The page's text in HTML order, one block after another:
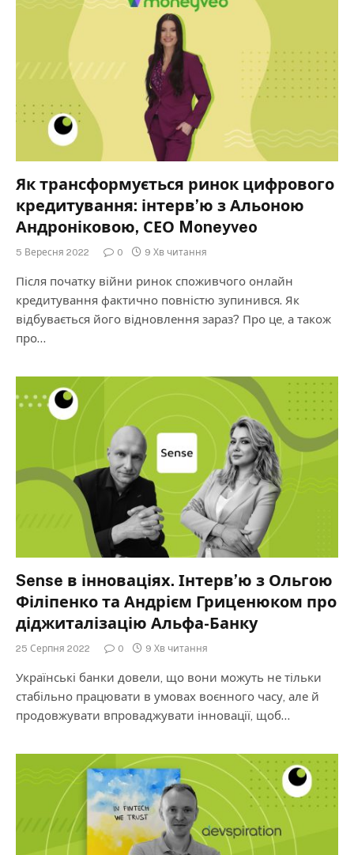
Як трансформується ринок цифрового
кредитування: інтерв’ю з Альоною
Андроніковою, СЕО Moneyveo
5 Вересня 2022 0 9 Хв читання
Після початку війни ринок споживчого онлайн
кредитування фактично повністю зупинився. Як
відбувається його відновлення зараз? Про це, а також
про…
Sense в інноваціях. Інтерв’ю з Ольгою
Філіпенко та Андрієм Гриценюком про
діджиталізацію Альфа-Банку
25 Серпня 2022 0 9 Хв читання
Українські банки довели, що вони можуть не тільки
стабільно працювати в умовах воєнного часу, але й
продовжувати впроваджувати інновації, щоб…